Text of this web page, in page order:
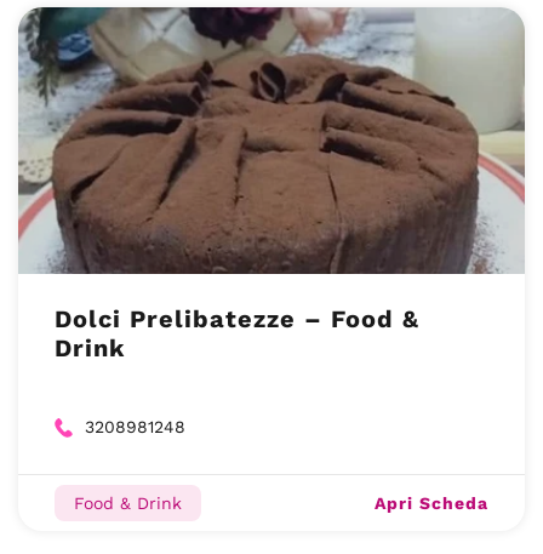
Dolci Prelibatezze – Food &
Drink
3208981248
Food & Drink Apri Scheda